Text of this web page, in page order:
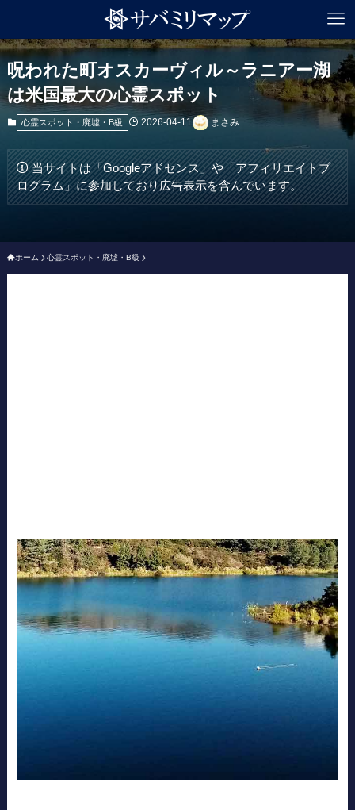
呪われた町オスカーヴィル～ラニアー湖
は米国最大の心霊スポット
心霊スポット・廃墟・B級 2026-04-11 まさみ
当サイトは「Googleアドセンス」や「アフィリエイトプ
ログラム」に参加しており広告表示を含んでいます。
ホーム 心霊スポット・廃墟・B級